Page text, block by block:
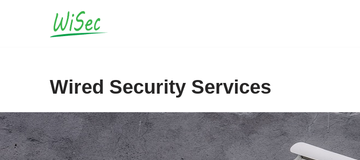
Wired Security Services